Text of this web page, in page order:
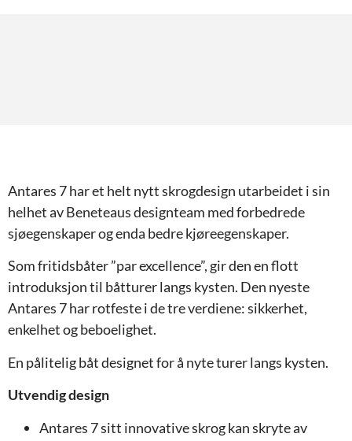
Antares 7 har et helt nytt skrogdesign utarbeidet i sin
helhet av Beneteaus designteam med forbedrede
sjøegenskaper og enda bedre kjøreegenskaper.
Som fritidsbåter ”par excellence”, gir den en flott
introduksjon til båtturer langs kysten. Den nyeste
Antares 7 har rotfeste i de tre verdiene: sikkerhet,
enkelhet og beboelighet.
En pålitelig båt designet for å nyte turer langs kysten.
Utvendig design
Antares 7 sitt innovative skrog kan skryte av